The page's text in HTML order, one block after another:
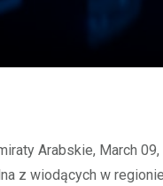
z wiodących w